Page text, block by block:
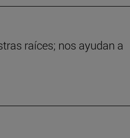
raíces; nos ayudan a